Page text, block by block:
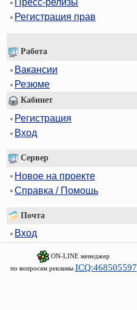
Пресс-релизы
Регистрация прав
Работа
Вакансии
Резюме
Кабинет
Регистрация
Вход
Сервер
Новое на проекте
Справка / Помощь
Почта
Вход
ON-LINE менеджер
по вопросам рекламы ICQ:468505597